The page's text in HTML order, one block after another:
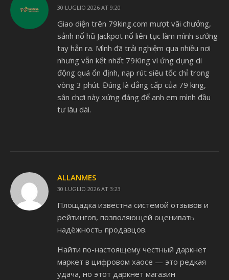
30 LUGLIO 2026 AT 9:20
Giao diện trên 79king.com mượt vãi chưởng,
sảnh nổ hũ Jackpot nổ liên tục làm mình sướng
tay hẳn ra. Mình đã trải nghiệm qua nhiều nơi
nhưng vẫn kết nhất 79King vì ứng dụng di
động quá ổn định, nạp rút siêu tốc chỉ trong
vòng 3 phút. Đúng là đẳng cấp của 79 king,
sân chơi này xứng đáng để anh em mình đầu
tư lâu dài.
ALLANMES
30 LUGLIO 2026 AT 3:23
Площадка известна системой отзывов и
рейтингов, позволяющей оценивать
надёжность продавцов.
Найти по-настоящему честный даркнет
маркет в цифровом хаосе — это редкая
удача, но этот даркнет магазин